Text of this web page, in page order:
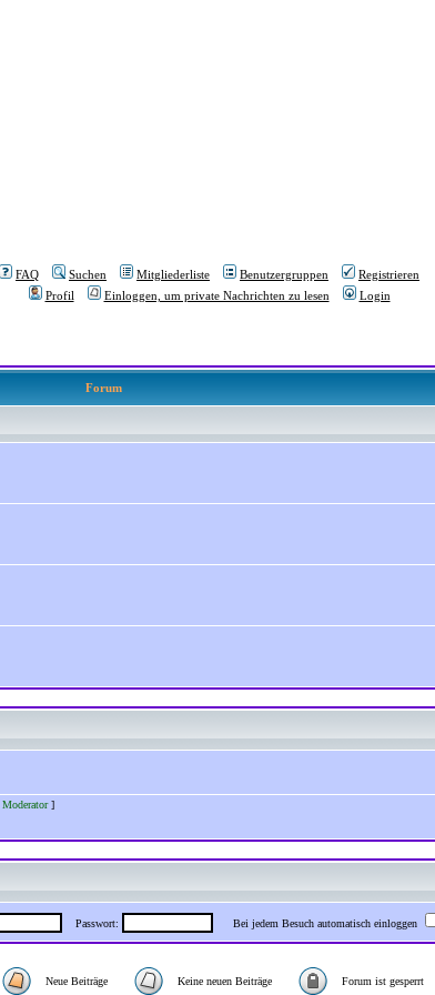
FAQ Suchen Mitgliederliste Benutzergruppen
Registrieren
Profil
Einloggen, um private Nachrichten zu lesen Login
Forum
Moderator]
Passwort: Bei jedem Besuch automatisch einloggen
Neue Beiträge Keine neuen Beiträge Forum ist gesperrt